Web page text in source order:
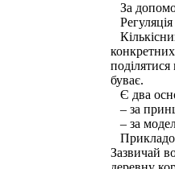
За
буває.
Є два
– за
– за
Зазвичай